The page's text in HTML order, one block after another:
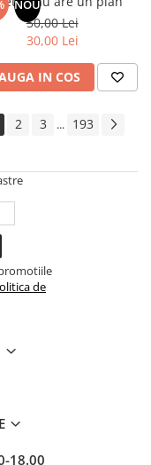
NOU
50,00 Lei
30,00 Lei
IN COS
2 3 ... 193
de
18.00